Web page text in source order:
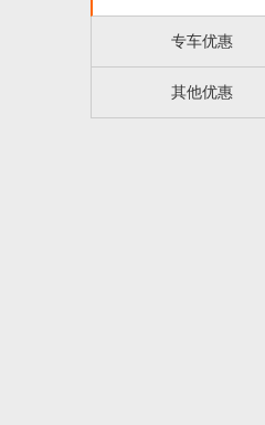
专车优惠
其他优惠